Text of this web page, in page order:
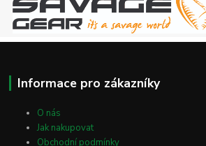
Informace pro zákazníky
O nás
Jak nakupovat
Obchodní podmínky